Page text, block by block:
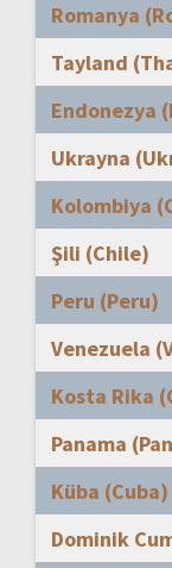
Romanya
Tayland
Endonezya
Ukrayna
Kolombiya
Şili (Chile)
Peru (Peru)
Venezuela
Kosta Rika
Panama
Küba (Cuba)
Dominik